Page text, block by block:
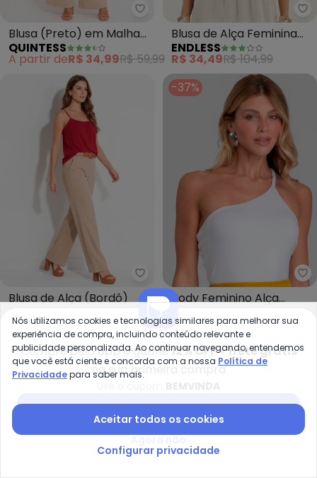
Quintess - Blusa (Preto) em
Blusa (Preto) em Malha
Crepe
QUINTESS
A partir deR$ 34,99R$ 59,99
Blusa de Alça Feminina
Visco Maquinetada
(Preto)
ENDLESS
R$ 34,49R$ 104,99
Quintess - Blusa de Alça
Blusa de Alça (Bordô)
A partir deR$ 49,99
-37%
Body Feminino Alça
Trançada (Branco)
R$ 49,99R$ 79,99
-25%
-20%
Compre pelo app e ganhe12% OFF + frete grátis
na sua primeira compra
Nós utilizamos cookies e tecnologias similares para melhorar sua
experiência de compra, incluindo conteúdo relevante e
publicidade personalizada. Ao continuar navegando, entendemos
que você está ciente e concorda com a nossa Política de
Privacidadepara saber mais.
Aceitar todos os cookies
Configurar privacidade